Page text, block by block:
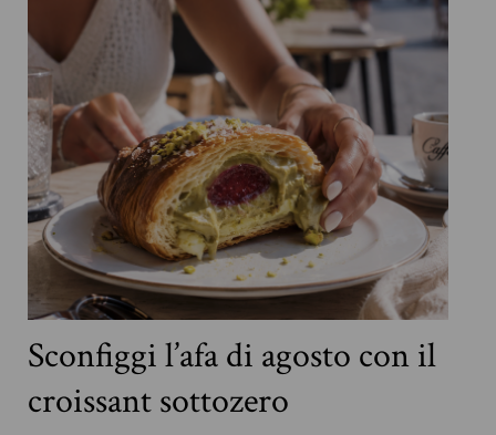
Sconfiggi l’afa di agosto con il
croissant sottozero